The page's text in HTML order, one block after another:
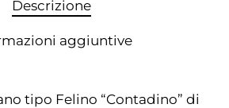
Descrizione
aggiuntive
tipo Felino “Contadino” di